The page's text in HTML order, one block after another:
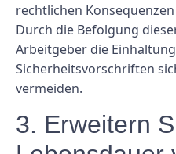
rechtlichen
Durch die Befolgung
Arbeitgeber die
Sicherheitsvorschriften
vermeiden.
3. Erweitern